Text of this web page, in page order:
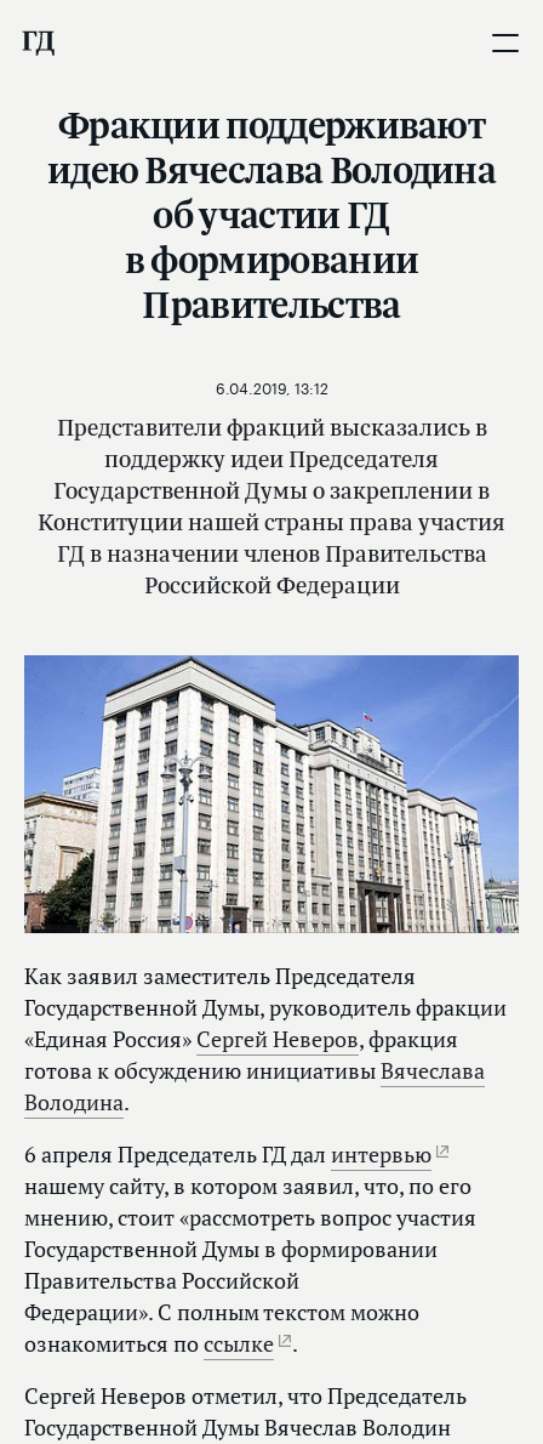
Фракции поддерживают
идею Вячеслава Володина
об участии ГД
в формировании
Правительства
Представители фракций высказались в
поддержку идеи Председателя
Государственной Думы о закреплении в
Конституции нашей страны права участия
ГД в назначении членов Правительства
Российской Федерации
6.04.2019, 13:12
Как заявил заместитель Председателя
Государственной Думы, руководитель фракции
«Единая Россия» Сергей Неверов, фракция
готова к обсуждению инициативыВячеслава
Володина.
6 апреля Председатель ГД дал интервью
нашему сайту, в котором заявил, что, по его
мнению, стоит «рассмотреть вопрос участия
Государственной Думы в формировании
Правительства Российской
Федерации». С полным текстом можно
ознакомиться поссылке
.
Сергей Неверов отметил, что Председатель
Государственной Думы Вячеслав Володин